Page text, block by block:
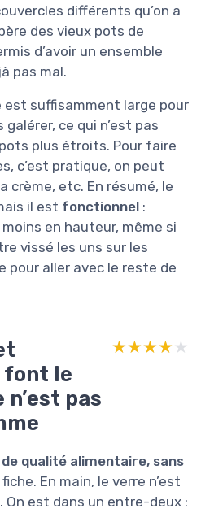
différents qu’on a
des vieux pots de
d’avoir un ensemble
pas mal.
est suffisamment large pour
ce qui n’est pas
plus étroits. Pour faire
c’est pratique, on peut
crème, etc. En résumé, le
il est fonctionnel :
en hauteur, même si
vissé les uns sur les
pour aller avec le reste de
font le
pas
★★★★★
★★★★★
qualité alimentaire, sans
fiche. En main, le verre n’est
On est dans un entre-deux :